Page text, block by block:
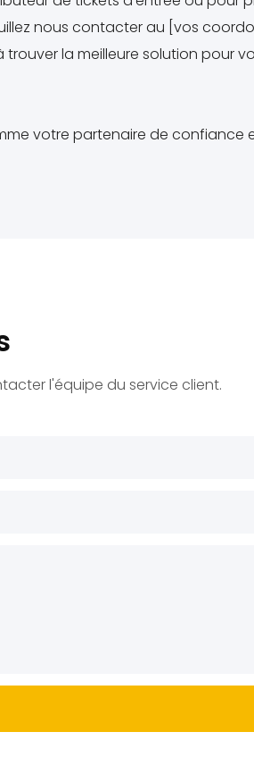
nous contacter au [vos
la meilleure solution pour
votre partenaire de confiance
l'équipe du service client.